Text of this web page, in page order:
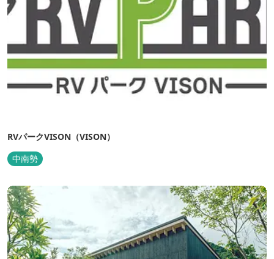
RVパークVISON（VISON）
中南勢